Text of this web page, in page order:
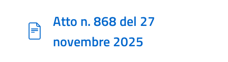
Atto n. 868 del 27
novembre 2025